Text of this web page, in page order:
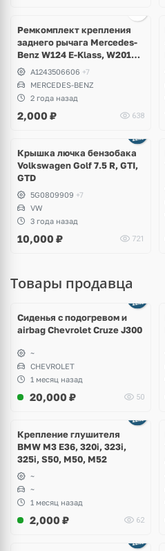
Ремкомплект крепления
заднего рычага Mercedes-
Benz W124 E-Klass, W201
190A1243506606 +7
MERCEDES-BENZ
2 года назад
2,000 ₽ 638
Крышка лючка бензобака
Volkswagen Golf 7.5 R, GTI,
GTD
5G0809909 +7
VW
3 года назад
10,000 ₽ 721
Товары продавца
Сиденья с подогревом и
airbag Chevrolet Cruze J300
~
CHEVROLET
1 месяц назад
20,000 ₽ 50
Крепление глушителя
BMW M3 E36, 320i, 323i,
325i, S50, M50, M52
~
~
1 месяц назад
2,000 ₽ 62